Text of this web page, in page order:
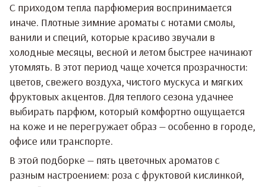
С приходом тепла парфюмерия воспринимается
иначе. Плотные зимние ароматы с нотами смолы,
ванили и специй, которые красиво звучали в
холодные месяцы, весной и летом быстрее начинают
утомлять. В этот период чаще хочется прозрачности:
цветов, свежего воздуха, чистого мускуса и мягких
фруктовых акцентов. Для теплого сезона удачнее
выбирать парфюм, который комфортно ощущается
на коже и не перегружает образ — особенно в городе,
офисе или транспорте.
В этой подборке — пять цветочных ароматов с
разным настроением: роза с фруктовой кислинкой,